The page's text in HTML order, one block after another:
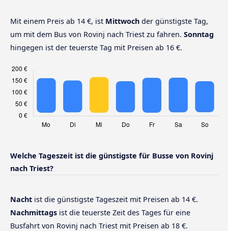
Mit einem Preis ab 14 €, ist Mittwoch der günstigste Tag,
um mit dem Bus von Rovinj nach Triest zu fahren. Sonntag
hingegen ist der teuerste Tag mit Preisen ab 16 €.
Welche Tageszeit ist die günstigste für Busse von Rovinj
nach Triest?
Nacht ist die günstigste Tageszeit mit Preisen ab 14 €.
Nachmittags ist die teuerste Zeit des Tages für eine
Busfahrt von Rovinj nach Triest mit Preisen ab 18 €.